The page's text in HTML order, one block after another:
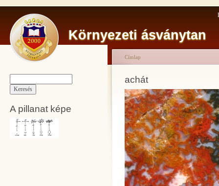
Környezeti ásványtan
A pillanat képe
Címlap
achát